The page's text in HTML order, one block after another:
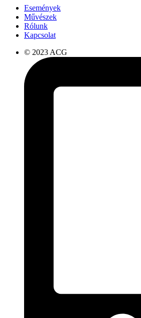
Események
Művészek
Rólunk
Kapcsolat
© 2023 ACG